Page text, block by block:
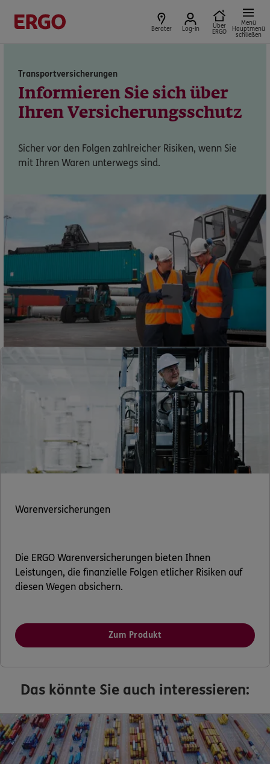
Berater Log-in
Über
ERGO
Menü
Hauptmenü
schließen
Produkte für Geschäftskunden
Sie sind Privatkunde?
Dann bitte hier entlang:
Privatkundenbereich
Meine Versicherungen
Sehen Sie auf einen Blick Ihre Versicherungen bei ERGO,
dem ERGO Rechtsschutz und der DKV.
Zum Kundenportal
Über ERGO
Erfahren Sie mehr über die ERGO Group
ERGO Berater finden
Log-in
Transportversicherungen
Informieren Sie sich über
Ihren Versicherungsschutz
Sicher vor den Folgen zahlreicher Risiken, wenn Sie
mit Ihren Waren unterwegs sind.
Warenversicherungen
Die ERGO Warenversicherungen bieten Ihnen
Leistungen, die finanzielle Folgen etlicher Risiken auf
diesen Wegen absichern.
Zum Produkt
Das könnte Sie auch interessieren: